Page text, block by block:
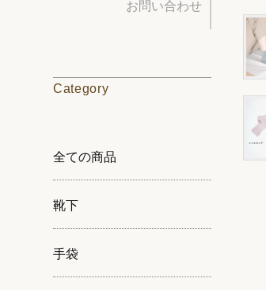
お問い合わせ
Category
全ての商品
靴下
手袋